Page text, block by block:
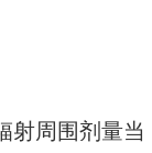
等需进